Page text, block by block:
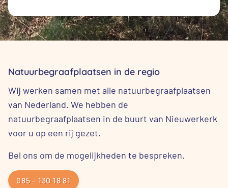
Natuurbegraafplaatsen in de regio
Wij werken samen met alle natuurbegraafplaatsen
van Nederland. We hebben de
natuurbegraafplaatsen in de buurt van Nieuwerkerk
voor u op een rij gezet.
Bel ons om de mogelijkheden te bespreken.
085 – 130 18 81